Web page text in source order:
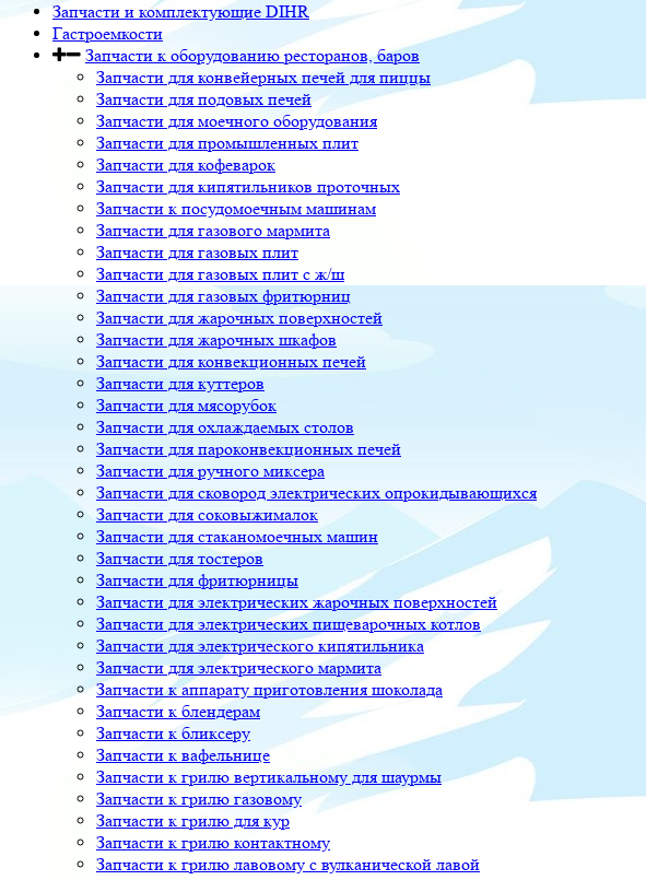
Запчасти и комплектующие DIHR
Гастроемкости
Запчасти к оборудованию ресторанов, баров
Запчасти для конвейерных печей для пиццы
Запчасти для подовых печей
Запчасти для моечного оборудования
Запчасти для промышленных плит
Запчасти для кофеварок
Запчасти для кипятильников проточных
Запчасти к посудомоечным машинам
Запчасти для газового мармита
Запчасти для газовых плит
Запчасти для газовых плит с ж/ш
Запчасти для газовых фритюрниц
Запчасти для жарочных поверхностей
Запчасти для жарочных шкафов
Запчасти для конвекционных печей
Запчасти для куттеров
Запчасти для мясорубок
Запчасти для охлаждаемых столов
Запчасти для пароконвекционных печей
Запчасти для ручного миксера
Запчасти для сковород электрических опрокидывающихся
Запчасти для соковыжималок
Запчасти для стаканомоечных машин
Запчасти для тостеров
Запчасти для фритюрницы
Запчасти для электрических жарочных поверхностей
Запчасти для электрических пищеварочных котлов
Запчасти для электрического кипятильника
Запчасти для электрического мармита
Запчасти к аппарату приготовления шоколада
Запчасти к блендерам
Запчасти к бликсеру
Запчасти к вафельнице
Запчасти к грилю вертикальному для шаурмы
Запчасти к грилю газовому
Запчасти к грилю для кур
Запчасти к грилю контактному
Запчасти к грилю лавовому с вулканической лавой